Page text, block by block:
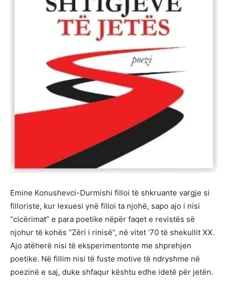
Emine Konushevci-Durmishi filloi të shkruante vargje si
filloriste, kur lexuesi ynë filloi ta njohë, sapo ajo i nisi
“cicërimat” e para poetike nëpër faqet e revistës së
njohur të kohës “Zëri i rinisë”, në vitet ’70 të shekullit XX.
Ajo atëherë nisi të eksperimentonte me shprehjen
poetike. Në fillim nisi të fuste motive të ndryshme në
poezinë e saj, duke shfaqur kështu edhe idetë për jetën.